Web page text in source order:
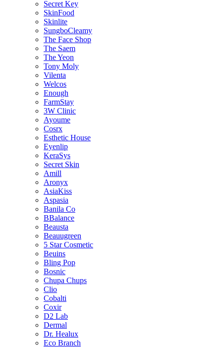
Secret Key
SkinFood
Skinlite
SungboCleamy
The Face Shop
The Saem
The Yeon
Tony Moly
Vilenta
Welcos
Enough
FarmStay
3W Clinic
Ayoume
Cosrx
Esthetic House
Eyenlip
KeraSys
Secret Skin
Amill
Aronyx
AsiaKiss
Aspasia
Banila Co
BBalance
Beausta
Beauugreen
5 Star Cosmetic
Beuins
Bling Pop
Bosnic
Chupa Chups
Clio
Cobalti
Coxir
D2 Lab
Dermal
Dr. Healux
Eco Branch